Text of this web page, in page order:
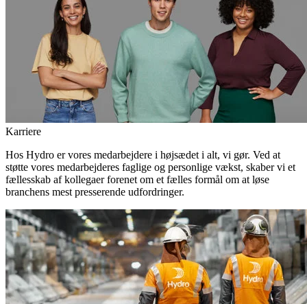
Karriere
Hos Hydro er vores medarbejdere i højsædet i alt, vi gør. Ved at
støtte vores medarbejderes faglige og personlige vækst, skaber vi et
fællesskab af kollegaer forenet om et fælles formål om at løse
branchens mest presserende udfordringer.